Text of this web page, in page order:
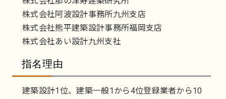
株式会社阿波設計事務所九州支店
株式会社熊平建築設計事務所福岡支店
株式会社あい設計九州支社
指名理由
建築設計1位、建築一般1から4位登録業者から10